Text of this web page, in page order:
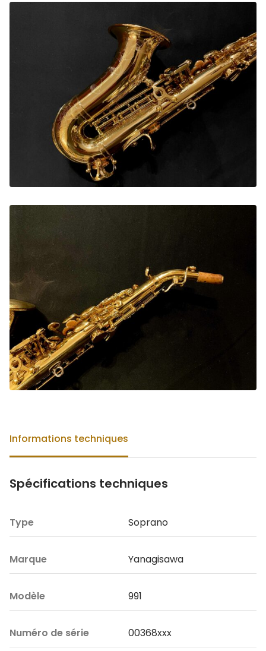
Informations techniques
Spécifications techniques
Type Soprano
Marque Yanagisawa
Modèle 991
Numéro de série 00368xxx